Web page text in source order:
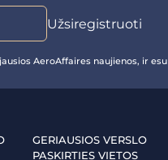
AeroAffaires naujienos, ir esu
GERIAUSIOS VERSLO
PASKIRTIES VIETOS